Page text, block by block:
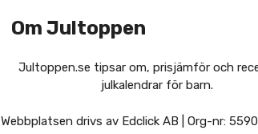
Om Jultoppen
Jultoppen.se tipsar om, prisjämför och
julkalendrar för barn.
Webbplatsen drivs av Edclick AB | Org-nr: